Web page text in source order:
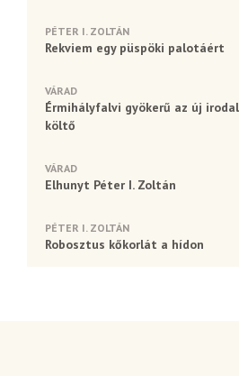
PÉTER I. ZOLTÁN
Rekviem egy püspöki palotáért
VÁRAD
Érmihályfalvi gyökerű az új
költő
VÁRAD
Elhunyt Péter I. Zoltán
PÉTER I. ZOLTÁN
Robosztus kőkorlát a hídon